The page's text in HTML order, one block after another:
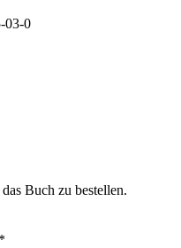
03-0
Buch zu bestellen.